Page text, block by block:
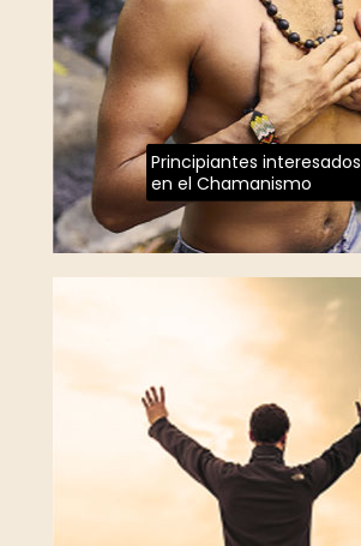
Principiantes interesados
en el Chamanismo